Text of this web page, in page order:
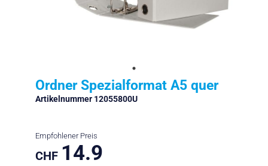
Ordner Spezialformat A5 quer
Artikelnummer 12055800U
Empfohlener Preis
CHF 14.9